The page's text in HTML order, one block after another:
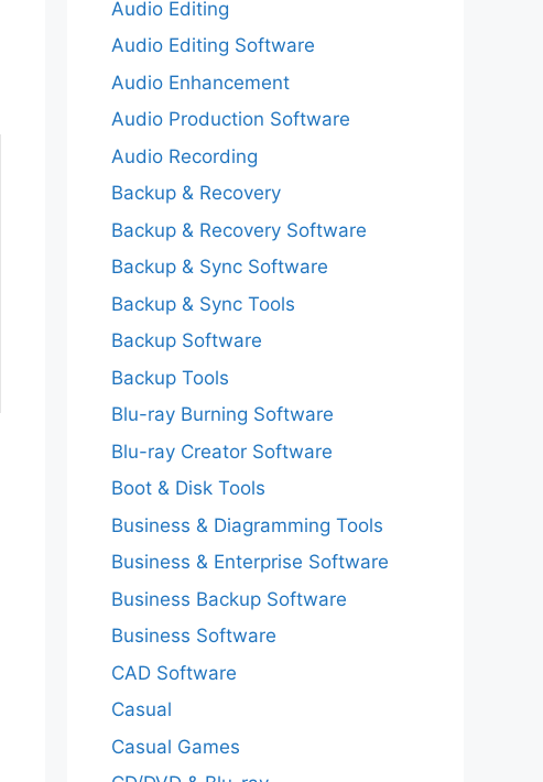
Audio Editing
Audio Editing Software
Audio Enhancement
Audio Production Software
Audio Recording
Backup & Recovery
Backup & Recovery Software
Backup & Sync Software
Backup & Sync Tools
Backup Software
Backup Tools
Blu-ray Burning Software
Blu-ray Creator Software
Boot & Disk Tools
Business & Diagramming Tools
Business & Enterprise Software
Business Backup Software
Business Software
CAD Software
Casual
Casual Games